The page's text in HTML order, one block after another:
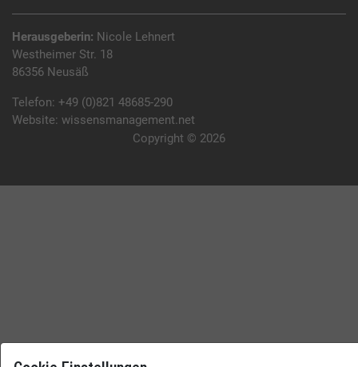
Herausgeberin: Nicole Lehnert
Westheimer Str. 18
86356 Neusäß
Telefon: +49 (0)821 48685-290
Website: wissensmanagement.net
Copyright © 2026